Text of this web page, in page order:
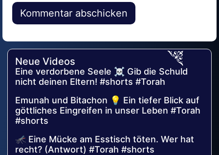
Alternative:
Neue Videos
Eine verdorbene Seele ☠️ Gib die Schuld
nicht deinen Eltern! #shorts #Torah
Emunah und Bitachon 💡 Ein tiefer Blick auf
göttliches Eingreifen in unser Leben #Torah
#shorts
🦟 Eine Mücke am Esstisch töten. Wer hat
recht? (Antwort) #Torah #shorts